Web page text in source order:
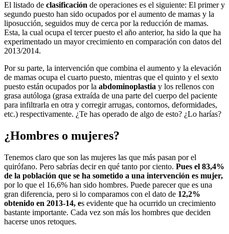
El listado de clasificación de operaciones es el siguiente: El primer y
segundo puesto han sido ocupados por el aumento de mamas y la
liposucción, seguidos muy de cerca por la reducción de mamas.
Esta, la cual ocupa el tercer puesto el año anterior, ha sido la que ha
experimentado un mayor crecimiento en comparación con datos del
2013/2014.
Por su parte, la intervención que combina el aumento y la elevación
de mamas ocupa el cuarto puesto, mientras que el quinto y el sexto
puesto están ocupados por la abdominoplastia y los rellenos con
grasa autóloga (grasa extraída de una parte del cuerpo del paciente
para infiltrarla en otra y corregir arrugas, contornos, deformidades,
etc.) respectivamente. ¿Te has operado de algo de esto? ¿Lo harías?
¿Hombres o mujeres?
Tenemos claro que son las mujeres las que más pasan por el
quirófano. Pero sabrías decir en qué tanto por ciento. Pues el 83,4%
de la población que se ha sometido a una intervención es mujer,
por lo que el 16,6% han sido hombres. Puede parecer que es una
gran diferencia, pero si lo comparamos con el dato de 12,2%
obtenido en 2013-14, es evidente que ha ocurrido un crecimiento
bastante importante. Cada vez son más los hombres que deciden
hacerse unos retoques.